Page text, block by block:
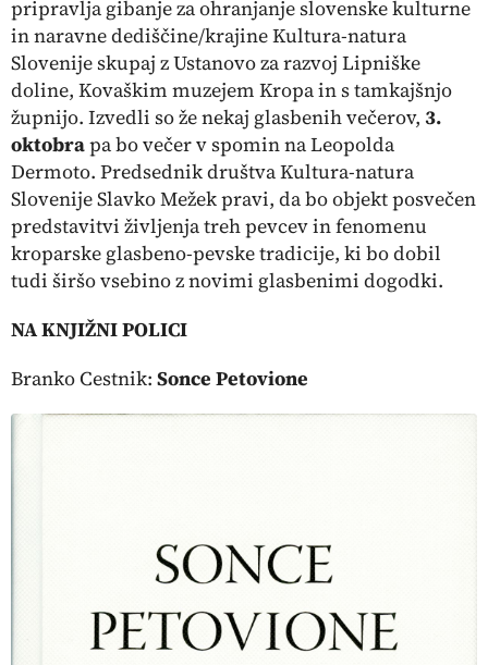
pripravlja gibanje za ohranjanje slovenske kulturne
in naravne dediščine/krajine Kultura-natura
Slovenije skupaj z Ustanovo za razvoj Lipniške
doline, Kovaškim muzejem Kropa in s tamkajšnjo
župnijo. Izvedli so že nekaj glasbenih večerov, 3.
oktobrapa bo večer v spomin na Leopolda
Dermoto. Predsednik društva Kultura-natura
Slovenije Slavko Mežek pravi, da bo objekt posvečen
predstavitvi življenja treh pevcev in fenomenu
kroparske glasbeno-pevske tradicije, ki bo dobil
tudi širšo vsebino z novimi glasbenimi dogodki.
NA KNJIŽNI POLICI
Branko Cestnik: Sonce Petovione